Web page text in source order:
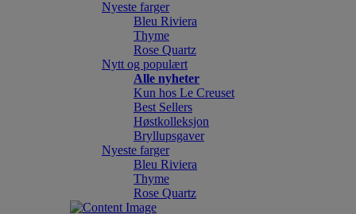
Nyeste farger
Bleu Riviera
Thyme
Rose Quartz
Nytt og populært
Alle nyheter
Kun hos Le Creuset
Best Sellers
Høstkolleksjon
Bryllupsgaver
Nyeste farger
Bleu Riviera
Thyme
Rose Quartz